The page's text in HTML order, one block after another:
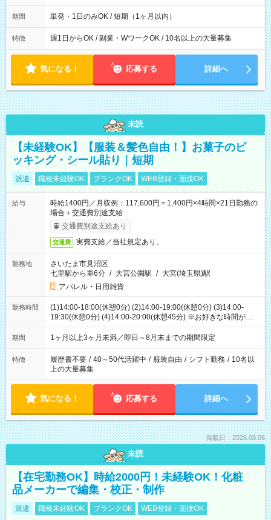
間は 試験により異なります。
期間 単発・1日のみOK / 短期（1ヶ月以内）
特徴 週1日からOK / 副業・WワークOK / 10名以上の大量募集
気になる！ 応募する 詳細へ
未読
【未経験OK】【服装＆髪色自由！】お菓子のピ
ッキング・シール貼り｜短期
派遣 職種未経験OK ブランクOK WEB登録・面接OK
給与
時給1400円／月収例：117,600円＝1,400円×4時間×21日勤務の
場合＋交通費別途支給
交通費別途支給あり
交通費 実費支給／当社規定あり。
勤務地
さいたま市見沼区
七里駅から車6分 / 大宮公園駅 / 大宮(埼玉県)駅
アパレル・日用雑貨
勤務時間
(1)14:00-18:00(休憩0分) (2)14:00-19:00(休憩0分) (3)14:00-
19:30(休憩0分) (4)14:00-20:00(休憩45分) ※お好きな時間が選べ
ます
期間 1ヶ月以上3ヶ月未満／即日～8月末までの期間限定
特徴 履歴書不要 / 40～50代活躍中 / 服装自由 / シフト勤務 / 10名以
上の大量募集
気になる！ 応募する 詳細へ
掲載日：2026.08.06
未読
【在宅勤務OK】時給2000円！未経験OK！化粧
品メーカーで編集・校正・制作
派遣 職種未経験OK ブランクOK WEB登録・面接OK